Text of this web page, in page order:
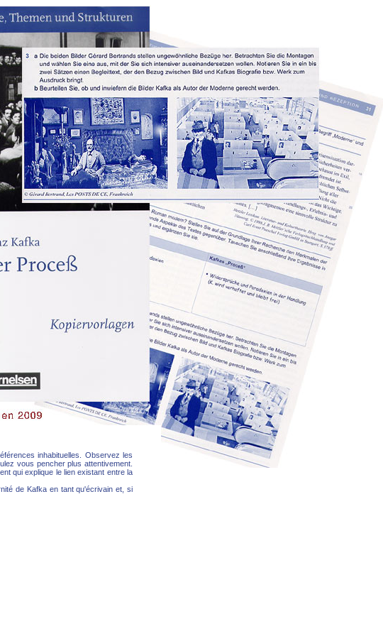
inhabituelles. Observez les
vous pencher plus attentivement.
qui explique le lien existant entre la
de Kafka en tant qu'écrivain et, si